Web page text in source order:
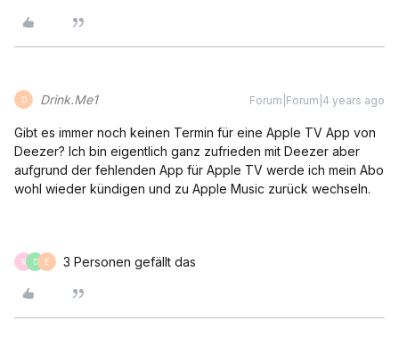
D Drink.Me1 Forum|Forum|4 years ago
Gibt es immer noch keinen Termin für eine Apple TV App von
Deezer? Ich bin eigentlich ganz zufrieden mit Deezer aber
aufgrund der fehlenden App für Apple TV werde ich mein Abo
wohl wieder kündigen und zu Apple Music zurück wechseln.
R D E 3 Personen gefällt das